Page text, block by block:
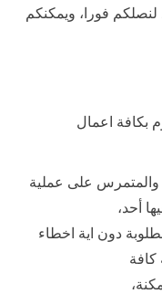
فورا، ويمكنكم
بكافة اعمال
على عملية
أحد،
دون اية اخطاء
كافة